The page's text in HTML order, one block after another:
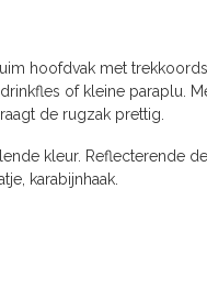
hoofdvak met
of kleine paraplu.
de rugzak prettig.
kleur. Reflecterende
karabijnhaak.